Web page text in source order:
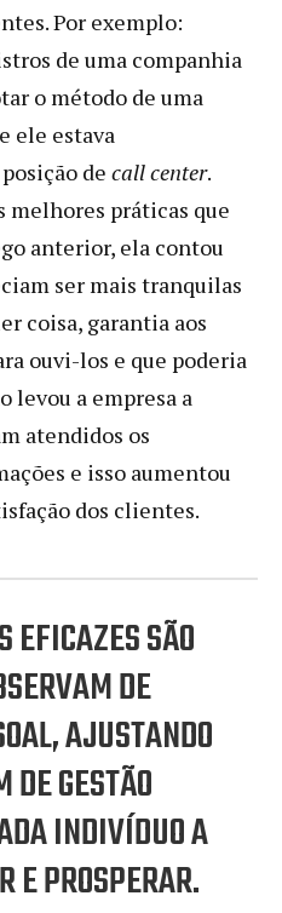
Por exemplo:
de uma companhia
o método de uma
ele estava
de call center.
melhores práticas que
anterior, ela contou
ser mais tranquilas
coisa, garantia aos
ouvi-los e que poderia
levou a empresa a
atendidos os
e isso aumentou
dos clientes.
EFICAZES SÃO
DE
AJUSTANDO
DE GESTÃO
INDIVÍDUO A
E PROSPERAR.